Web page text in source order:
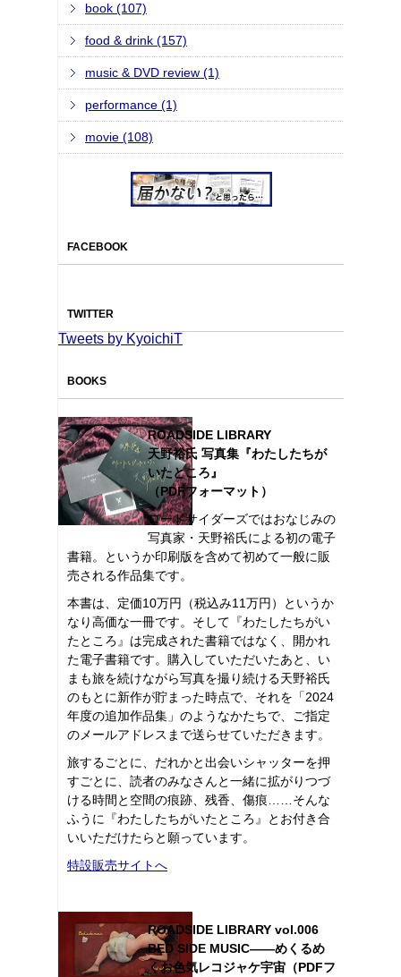
book (107)
food & drink (157)
music & DVD review (1)
performance (1)
movie (108)
FACEBOOK
TWITTER
Tweets by KyoichiT
BOOKS
ROADSIDE LIBRARY
天野裕氏 写真集『わたしたちが
いたところ』
（PDFフォーマット）
ロードサイダーズではおなじみの
写真家・天野裕氏による初の電子
書籍。というか印刷版を含めて初めて一般に販
売される作品集です。
本書は、定価10万円（税込み11万円）というか
なり高価な一冊です。そして『わたしたちがい
たところ』は完成された書籍ではなく、開かれ
た電子書籍です。購入していただいたあと、い
まも旅を続けながら写真を撮り続ける天野裕氏
のもとに新作が貯まった時点で、それを「2024
年度の追加作品集」のようなかたちで、ご指定
のメールアドレスまで送らせていただきます。
旅するごとに、だれかと出会いシャッターを押
すごとに、読者のみなさんと一緒に拡がりつづ
ける時間と空間の痕跡、残香、傷痕……そんな
ふうに『わたしたちがいたところ』とお付き合
いいただけたらと願っています。
特設販売サイトへ
ROADSIDE LIBRARY vol.006
BED SIDE MUSIC――めくるめ
くお色気レコジャケ宇宙（PDFフ